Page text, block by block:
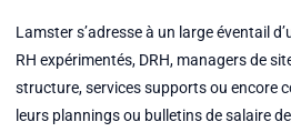
Lamster s’adresse à un large éventail
RH expérimentés, DRH, managers de
structure, services supports ou encore
leurs plannings ou bulletins de salaire